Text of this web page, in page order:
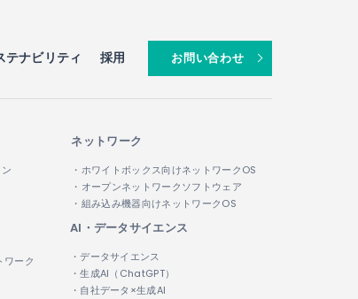
テナビリティ 採用 お問い合わせ
ネットワーク
・ホワイトボックス向けネットワークOS
・オープンネットワークソフトウェア
・組み込み機器向けネットワークOS
ワーク
AI・データサイエンス
・データサイエンス
・生成AI（ChatGPT）
・自社データ×生成AI